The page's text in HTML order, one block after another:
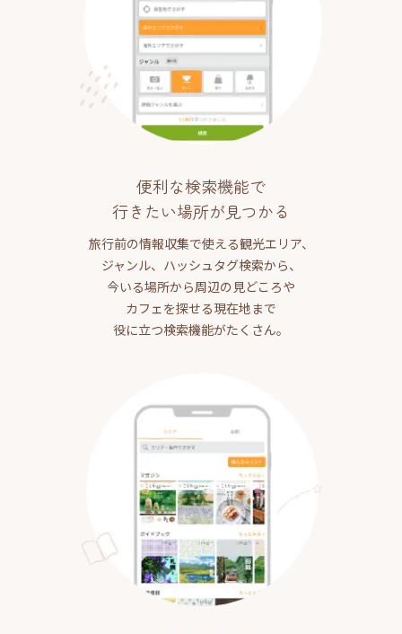
便利な検索機能で
行きたい場所が見つかる
旅行前の情報収集で使える観光エリア、
ジャンル、ハッシュタグ検索から、
今いる場所から周辺の見どころや
カフェを探せる現在地まで
役に立つ検索機能がたくさん。